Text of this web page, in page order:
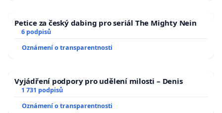
Petice za český dabing pro seriál The Mighty Nein
6 podpisů
Oznámení o transparentnosti
Vyjádření podpory pro udělení milosti – Denis
1 731 podpisů
Oznámení o transparentnosti